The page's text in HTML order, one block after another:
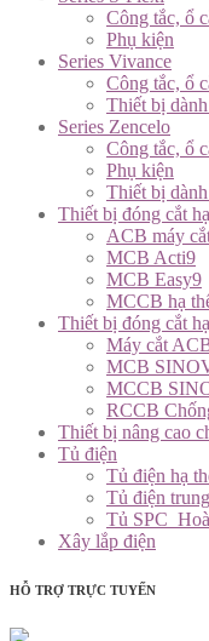
Công tắc, ổ
Phụ kiện
Series Vivance
Công tắc, ổ
Thiết bị
Series Zencelo
Công tắc, ổ
Phụ kiện
Thiết bị
Thiết bị đóng cắt
ACB máy
MCB Acti9
MCB Easy9
MCCB hạ
Thiết bị đóng cắt
Máy cắt
MCB
MCCB
RCCB
Thiết bị nâng cao
Tủ điện
Tủ điện hạ
Tủ điện
Tủ
Xây lắp điện
HỖ TRỢ TRỰC TUYẾN